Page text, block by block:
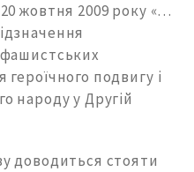
жовтня 2009 року «…
подвигу і
народу у Другій
доводиться стояти